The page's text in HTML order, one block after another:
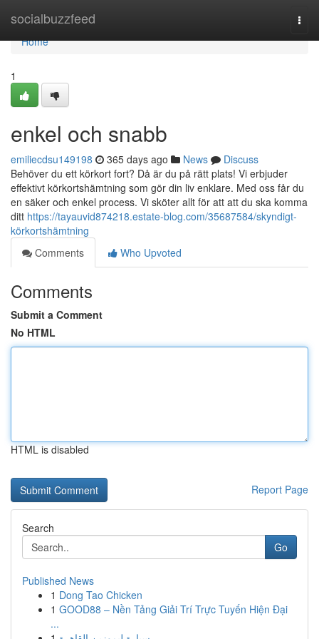
socialbuzzfeed
Home
Home
1
enkel och snabb
emiliecdsu149198 365 days ago News
Discuss
Behöver du ett körkort fort? Då är du på rätt plats! Vi erbjuder
effektivt körkortshämtning som gör din liv enklare. Med oss får du
en säker och enkel process. Vi sköter allt för att att du ska komma
ditt https://tayauvid874218.estate-blog.com/35687584/skyndigt-
körkortshämtning
Comments
Who Upvoted
Comments
Submit a Comment
No HTML
HTML is disabled
Report Page
Search
Go
Published News
1 Dong Tao Chicken
1 GOOD88 – Nền Tảng Giải Trí Trực Tuyến Hiện Đại
...